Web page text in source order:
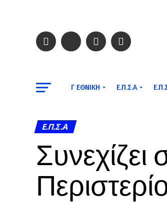
Γ ΕΘΝΙΚΉ Ε.Π.Σ.Α
Ε.Π.Σ.Α